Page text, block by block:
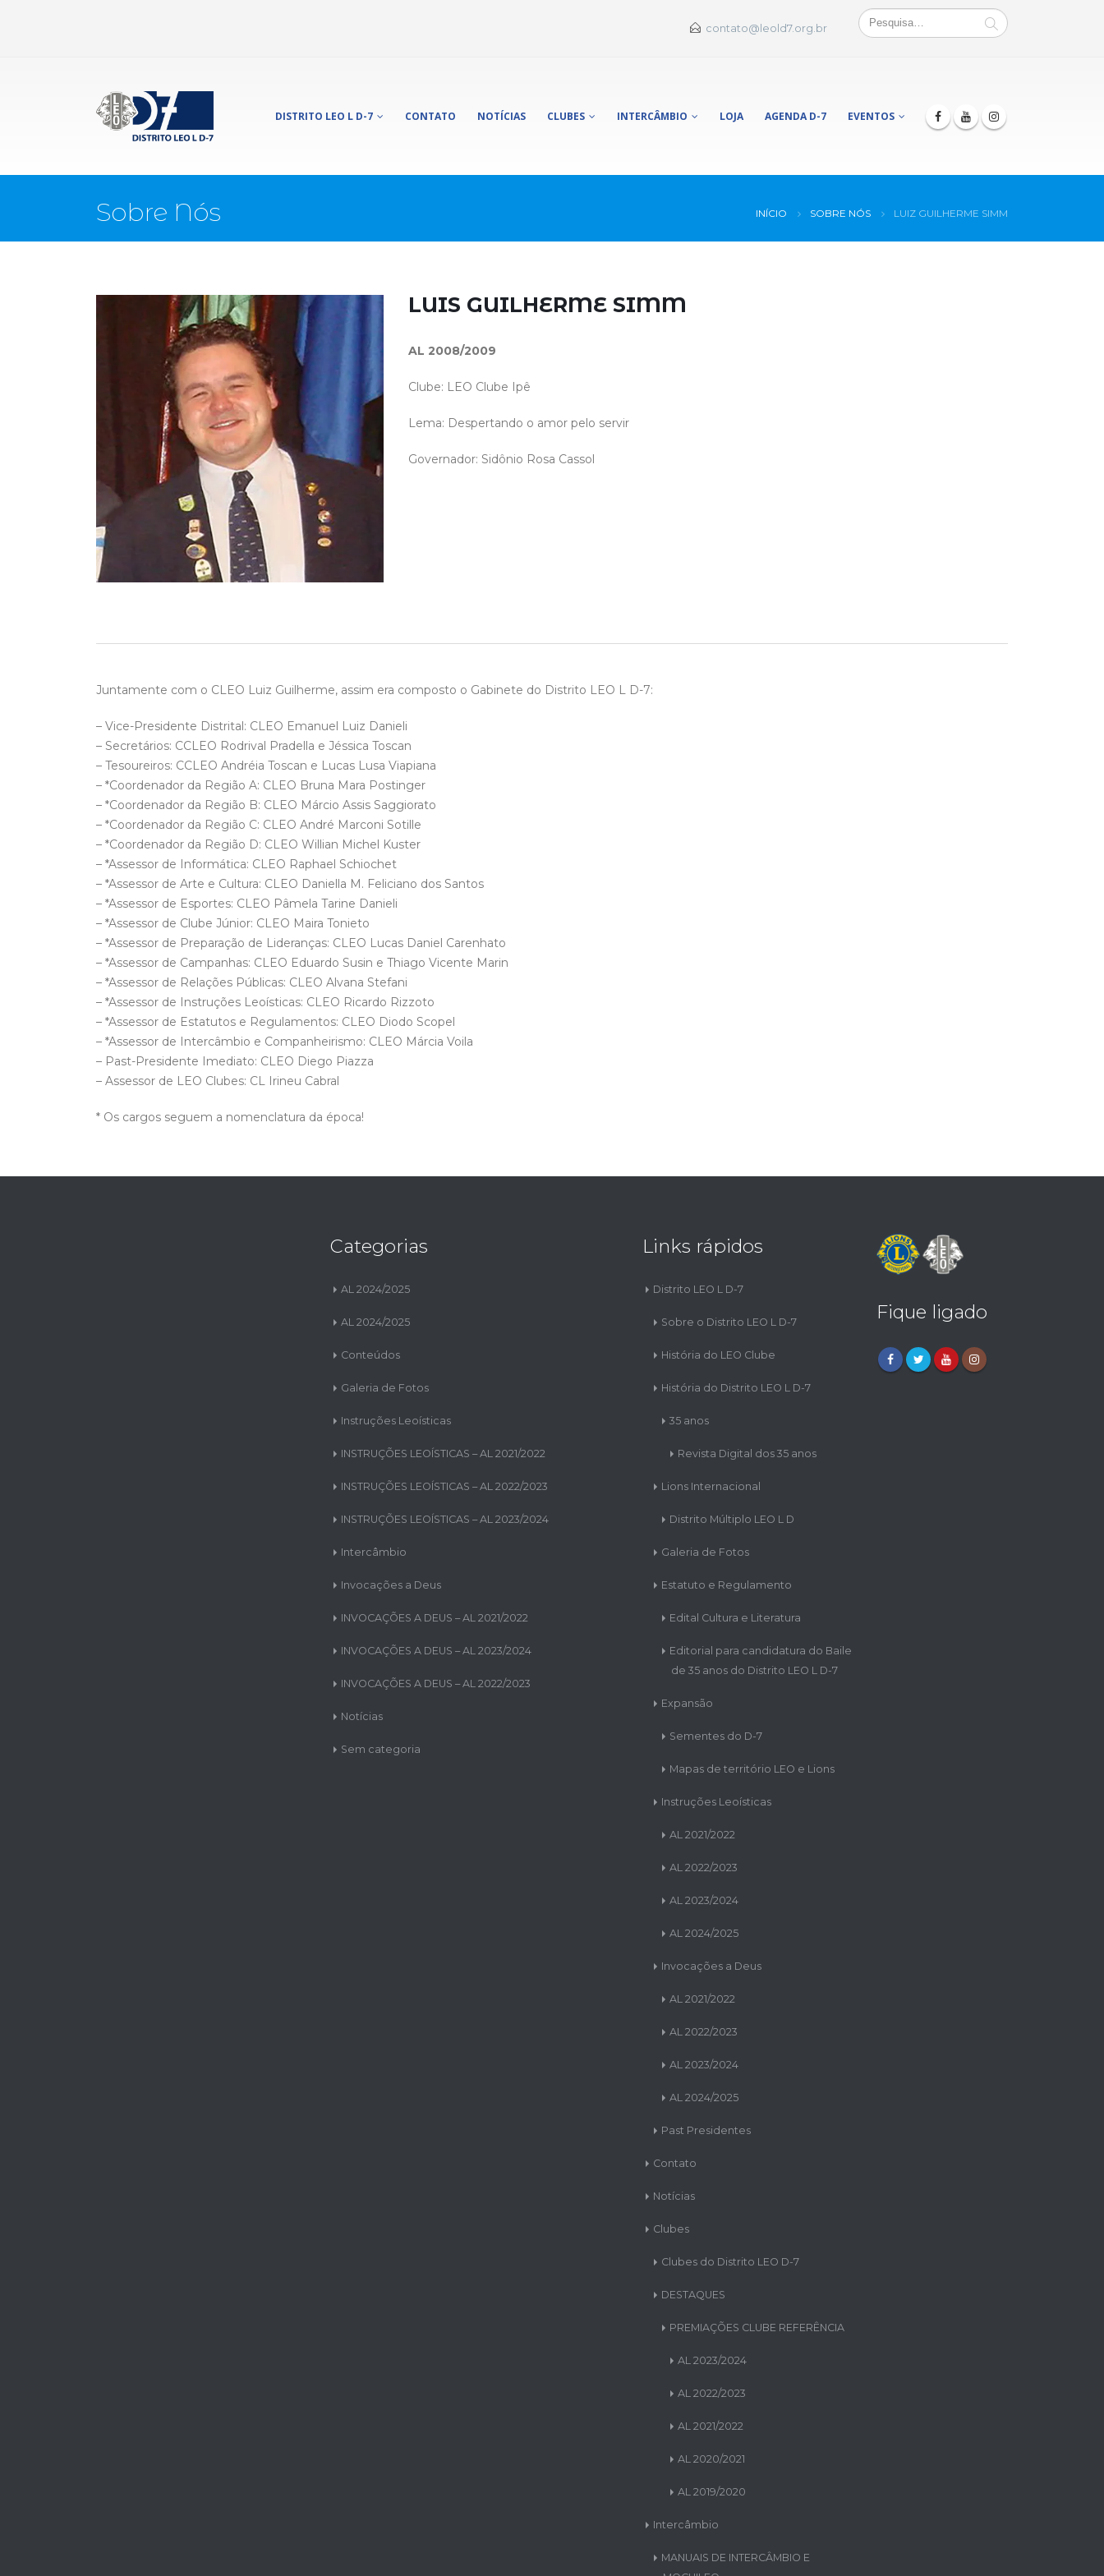
contato@leold7.org.br
DISTRITO LEO L D-7 CONTATO NOTÍCIAS CLUBES INTERCÂMBIO LOJA AGENDA D-7 EVENTOS
Sobre Nós INÍCIO SOBRE NÓS LUIZ GUILHERME SIMM
LUIS GUILHERME SIMM
AL 2008/2009
Clube: LEO Clube Ipê
Lema: Despertando o amor pelo servir
Governador: Sidônio Rosa Cassol
Juntamente com o CLEO Luiz Guilherme, assim era composto o Gabinete do Distrito LEO L D-7:
– Vice-Presidente Distrital: CLEO Emanuel Luiz Danieli
– Secretários: CCLEO Rodrival Pradella e Jéssica Toscan
– Tesoureiros: CCLEO Andréia Toscan e Lucas Lusa Viapiana
– *Coordenador da Região A: CLEO Bruna Mara Postinger
– *Coordenador da Região B: CLEO Márcio Assis Saggiorato
– *Coordenador da Região C: CLEO André Marconi Sotille
– *Coordenador da Região D: CLEO Willian Michel Kuster
– *Assessor de Informática: CLEO Raphael Schiochet
– *Assessor de Arte e Cultura: CLEO Daniella M. Feliciano dos Santos
– *Assessor de Esportes: CLEO Pâmela Tarine Danieli
– *Assessor de Clube Júnior: CLEO Maira Tonieto
– *Assessor de Preparação de Lideranças: CLEO Lucas Daniel Carenhato
– *Assessor de Campanhas: CLEO Eduardo Susin e Thiago Vicente Marin
– *Assessor de Relações Públicas: CLEO Alvana Stefani
– *Assessor de Instruções Leoísticas: CLEO Ricardo Rizzoto
– *Assessor de Estatutos e Regulamentos: CLEO Diodo Scopel
– *Assessor de Intercâmbio e Companheirismo: CLEO Márcia Voila
– Past-Presidente Imediato: CLEO Diego Piazza
– Assessor de LEO Clubes: CL Irineu Cabral
* Os cargos seguem a nomenclatura da época!
Categorias
AL 2024/2025
AL 2024/2025
Conteúdos
Galeria de Fotos
Instruções Leoísticas
INSTRUÇÕES LEOÍSTICAS – AL 2021/2022
INSTRUÇÕES LEOÍSTICAS – AL 2022/2023
INSTRUÇÕES LEOÍSTICAS – AL 2023/2024
Intercâmbio
Invocações a Deus
INVOCAÇÕES A DEUS – AL 2021/2022
INVOCAÇÕES A DEUS – AL 2023/2024
INVOCAÇÕES A DEUS – AL 2022/2023
Notícias
Sem categoria
Links rápidos
Distrito LEO L D-7
Sobre o Distrito LEO L D-7
História do LEO Clube
História do Distrito LEO L D-7
35 anos
Revista Digital dos 35 anos
Lions Internacional
Distrito Múltiplo LEO L D
Galeria de Fotos
Estatuto e Regulamento
Edital Cultura e Literatura
Editorial para candidatura do Baile
de 35 anos do Distrito LEO L D-7
Expansão
Sementes do D-7
Mapas de território LEO e Lions
Instruções Leoísticas
AL 2021/2022
AL 2022/2023
AL 2023/2024
AL 2024/2025
Invocações a Deus
AL 2021/2022
AL 2022/2023
AL 2023/2024
AL 2024/2025
Past Presidentes
Contato
Notícias
Clubes
Clubes do Distrito LEO D-7
DESTAQUES
PREMIAÇÕES CLUBE REFERÊNCIA
AL 2023/2024
AL 2022/2023
AL 2021/2022
AL 2020/2021
AL 2019/2020
Intercâmbio
MANUAIS DE INTERCÂMBIO E
Fique ligado